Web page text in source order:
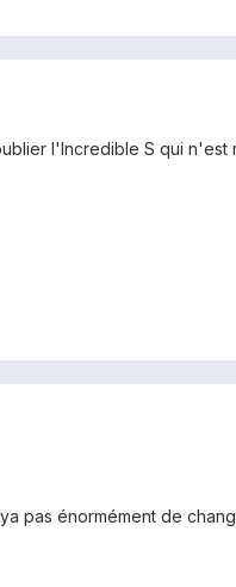
l'Incredible S qui
pas énormément de